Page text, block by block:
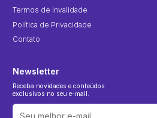
Termos de Invalidade
Política de Privacidade
Contato
Newsletter
Receba novidades e conteúdos
exclusivos no seu e-mail.